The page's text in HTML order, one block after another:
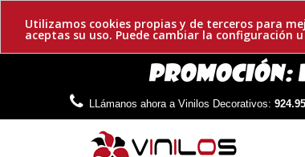
Utilizamos cookies propias y de terceros para
aceptas su uso. Puede cambiar la
LLámanos ahora a Vinilos Decorativos: